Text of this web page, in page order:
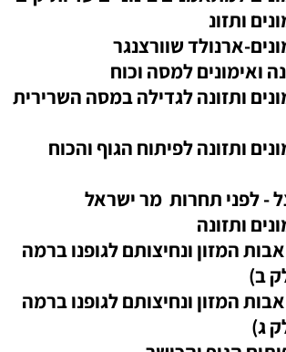
ותזונ
ארנולד שוורצנגר
ואימונים למסה וכוח
ותזונה לגדילה במסה השרירית
ותזונה לפיתוח הגוף והכוח
- לפני תחרות מר ישראל
ותזונה
המזון ונחיצותם לגופנו ברמה
ב)
המזון ונחיצותם לגופנו ברמה
ג)